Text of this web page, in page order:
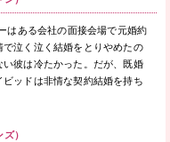
はある会社の面接会場で元婚約
泣く泣く結婚をとりやめたの
彼は冷たかった。だが、既婚
ッドは非情な契約結婚を持ち
）